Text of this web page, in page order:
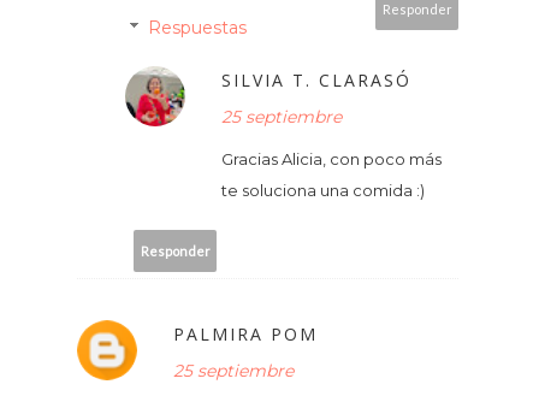
Responder
Respuestas
SILVIA T. CLARASÓ
25 septiembre
Gracias Alicia, con poco más
te soluciona una comida :)
Responder
PALMIRA POM
25 septiembre